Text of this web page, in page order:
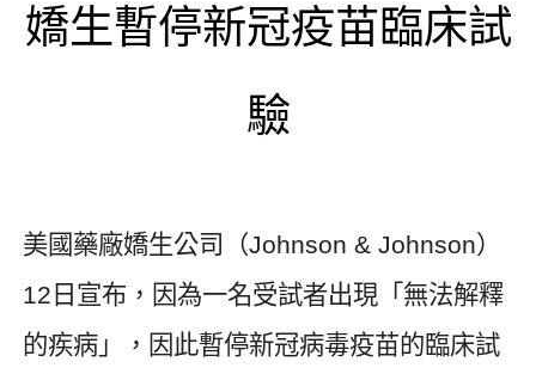
嬌生暫停新冠疫苗臨床試
驗
美國藥廠嬌生公司（Johnson & Johnson）
12 日宣布，因為一名受試者出現「無法解釋
的疾病」，因此暫停新冠病毒疫苗的臨床試